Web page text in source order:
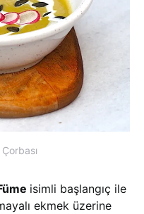
isimli başlangıç ile
ekmek üzerine